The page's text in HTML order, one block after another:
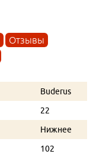
Отзывы
Buderus
22
Нижнее
102